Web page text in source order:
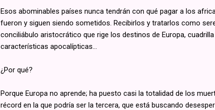
Esos abominables países nunca tendrán con qué pagar a los
fueron y siguen siendo sometidos. Recibirlos y tratarlos como
conciliábulo aristocrático que rige los destinos de Europa,
características apocalípticas...
¿Por qué?
Porque Europa no aprende; ha puesto casi la totalidad de los
récord en la que podría ser la tercera, que está buscando